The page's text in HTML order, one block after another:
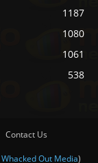
1187
1080
1061
538
Contact Us
Whacked Out Media)